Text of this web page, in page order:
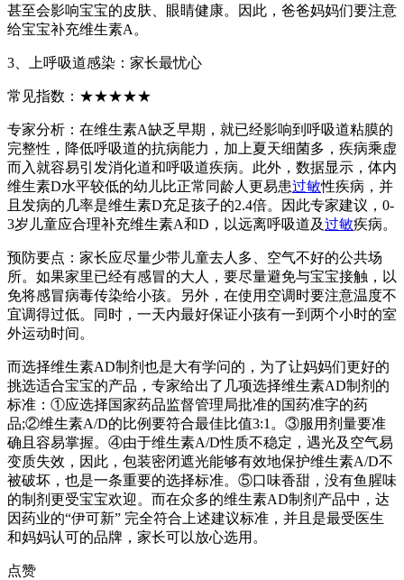
甚至会影响宝宝的皮肤、眼睛健康。因此，爸爸妈妈们要注意
给宝宝补充维生素A。
3、上呼吸道感染：家长最忧心
常见指数：★★★★★
专家分析：在维生素A缺乏早期，就已经影响到呼吸道粘膜的
完整性，降低呼吸道的抗病能力，加上夏天细菌多，疾病乘虚
而入就容易引发消化道和呼吸道疾病。此外，数据显示，体内
维生素D水平较低的幼儿比正常同龄人更易患过敏性疾病，并
且发病的几率是维生素D充足孩子的2.4倍。因此专家建议，0-
3岁儿童应合理补充维生素A和D，以远离呼吸道及过敏疾病。
预防要点：家长应尽量少带儿童去人多、空气不好的公共场
所。如果家里已经有感冒的大人，要尽量避免与宝宝接触，以
免将感冒病毒传染给小孩。另外，在使用空调时要注意温度不
宜调得过低。同时，一天内最好保证小孩有一到两个小时的室
外运动时间。
而选择维生素AD制剂也是大有学问的，为了让妈妈们更好的
挑选适合宝宝的产品，专家给出了几项选择维生素AD制剂的
标准：①应选择国家药品监督管理局批准的国药准字的药
品;②维生素A/D的比例要符合最佳比值3:1。③服用剂量要准
确且容易掌握。④由于维生素A/D性质不稳定，遇光及空气易
变质失效，因此，包装密闭遮光能够有效地保护维生素A/D不
被破坏，也是一条重要的选择标准。⑤口味香甜，没有鱼腥味
的制剂更受宝宝欢迎。而在众多的维生素AD制剂产品中，达
因药业的“伊可新” 完全符合上述建议标准，并且是最受医生
和妈妈认可的品牌，家长可以放心选用。
点赞